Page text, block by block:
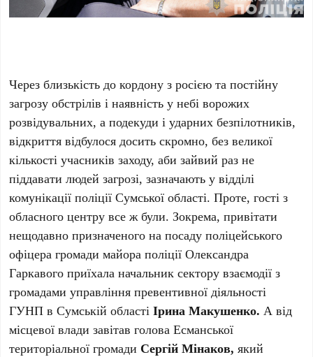
Через близькість до кордону з росією та постійну
загрозу обстрілів і наявність у небі ворожих
розвідувальних, а подекуди і ударних безпілотників,
відкриття відбулося досить скромно, без великої
кількості учасників заходу, аби зайвий раз не
піддавати людей загрозі, зазначають у відділі
комунікації поліції Сумської області. Проте, гості з
обласного центру все ж були. Зокрема, привітати
нещодавно призначеного на посаду поліцейського
офіцера громади майора поліції Олександра
Гаркавого приїхала начальник сектору взаємодії з
громадами управління превентивної діяльності
ГУНП в Сумській областіІрина Макушенко. А від
місцевої влади завітав голова Есманської
територіальної громади Сергій Мінаков, який